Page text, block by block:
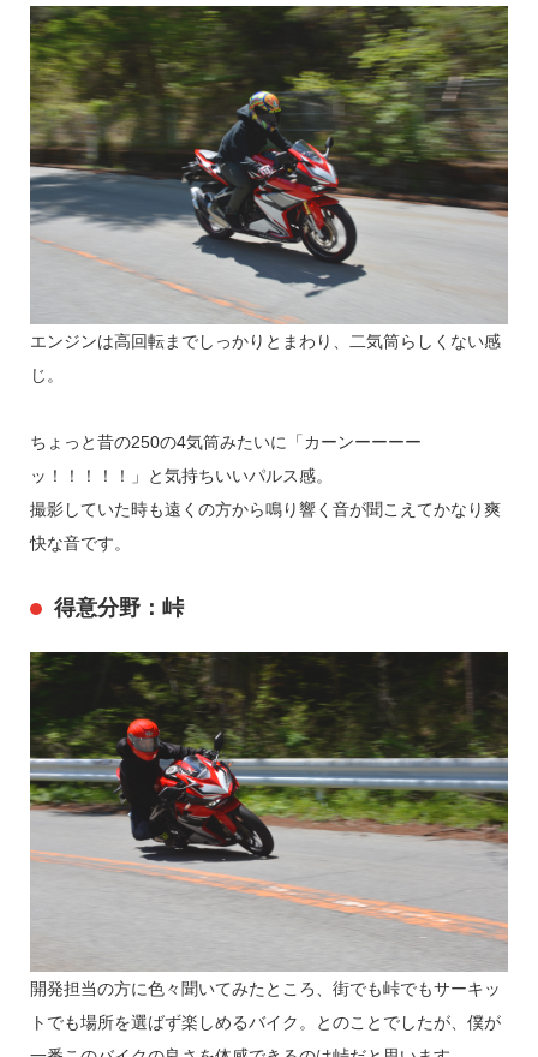
エンジンは高回転までしっかりとまわり、二気筒らしくない感
じ。
ちょっと昔の250の4気筒みたいに「カーンーーーー
ッ！！！！！」と気持ちいいパルス感。
撮影していた時も遠くの方から鳴り響く音が聞こえてかなり爽
快な音です。
得意分野：峠
開発担当の方に色々聞いてみたところ、街でも峠でもサーキッ
トでも場所を選ばず楽しめるバイク。とのことでしたが、僕が